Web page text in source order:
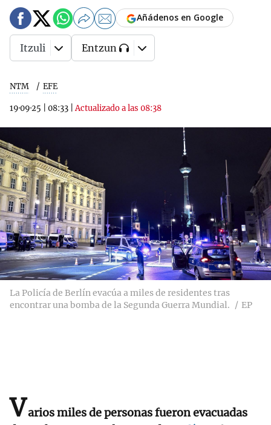
NTM EFE
19·09·25 08:33 |Actualizado a las 08:38
Añádenos en Google
Itzuli Entzun
La Policía de Berlín evacúa a miles de residentes tras
encontrar una bomba de la Segunda Guerra Mundial.
EP
Varios miles de personas fueron evacuadas